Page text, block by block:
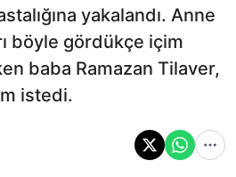
yakalandı. Anne
böyle gördükçe içim
baba Ramazan Tilaver,
istedi.